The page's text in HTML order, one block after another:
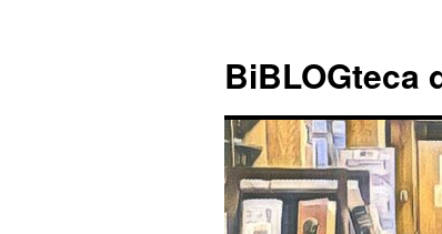
contenido
BiBLOGteca